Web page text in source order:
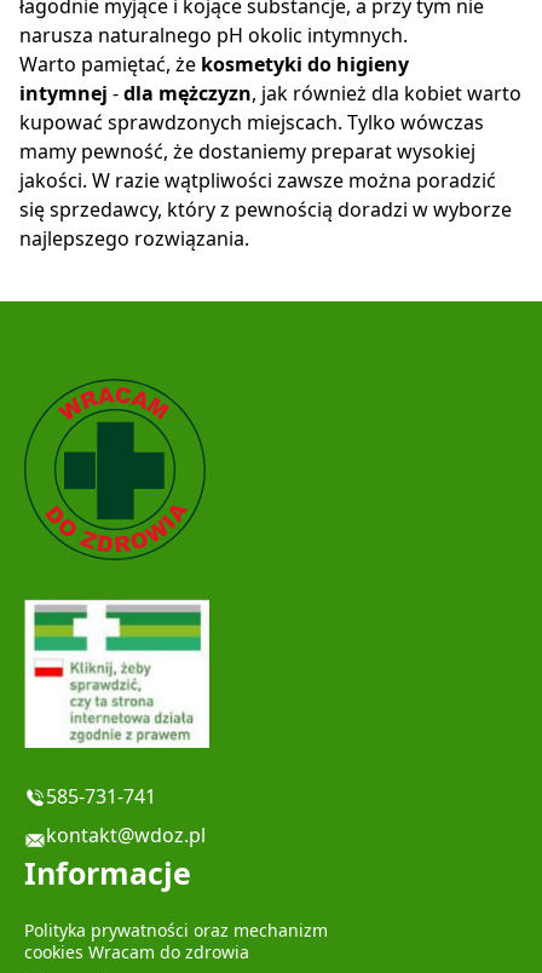
łagodnie myjące i kojące substancje, a przy tym nie
narusza naturalnego pH okolic intymnych.
Warto pamiętać, że kosmetyki do higieny
intymnej -dla mężczyzn, jak również dla kobiet warto
kupować sprawdzonych miejscach. Tylko wówczas
mamy pewność, że dostaniemy preparat wysokiej
jakości. W razie wątpliwości zawsze można poradzić
się sprzedawcy, który z pewnością doradzi w wyborze
najlepszego rozwiązania.
585-731-741
kontakt@wdoz.pl
Informacje
Polityka prywatności oraz mechanizm
cookies Wracam do zdrowia